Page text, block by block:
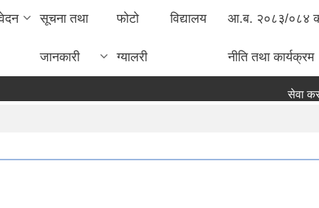
सूचना तथा
जानकारी
फोटो
ग्यालरी
विद्यालय आ.ब. २०८३/०८४ को
नीति तथा कार्यक्रम
सेवा